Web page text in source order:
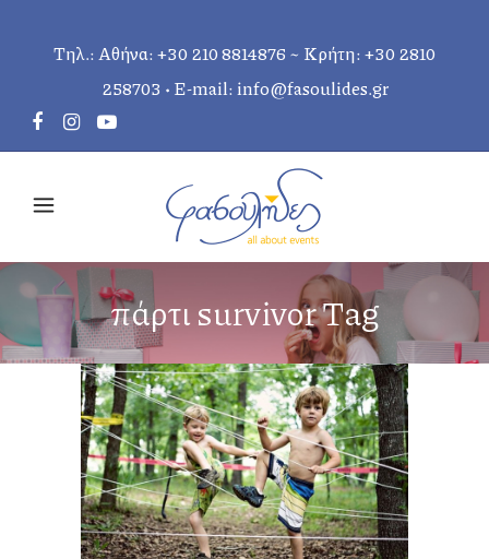
Τηλ.: Αθήνα:+30 210 8814876 ~ Κρήτη:+30 2810
258703 • E-mail:info@fasoulides.gr
πάρτι survivor Tag